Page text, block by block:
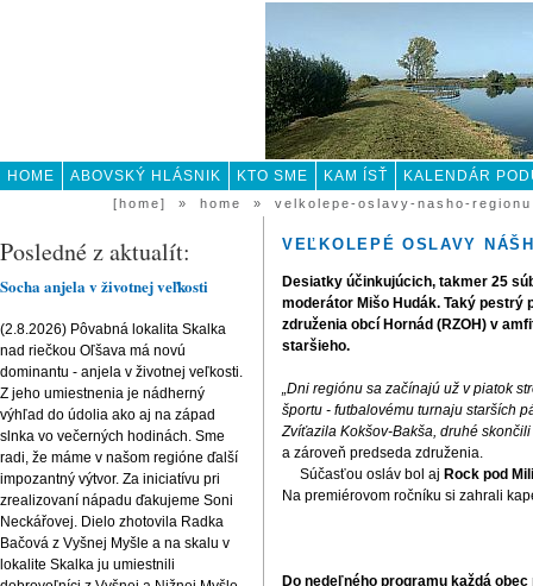
HOME ABOVSKÝ HLÁSNIK KTO SME KAM ÍSŤ
KALENDÁR
[home] » home » velkolepe-oslavy-nasho-regionu
Posledné z aktualít:
Socha anjela v životnej veľkosti
(2.8.2026) Pôvabná lokalita Skalka
nad riečkou Oľšava má novú
dominantu - anjela v životnej veľkosti.
Z jeho umiestnenia je nádherný
výhľad do údolia ako aj na západ
slnka vo večerných hodinách. Sme
radi, že máme v našom regióne ďalší
impozantný výtvor. Za iniciatívu pri
zrealizovaní nápadu ďakujeme Soni
Neckářovej. Dielo zhotovila Radka
Bačová z Vyšnej Myšle a na skalu v
lokalite Skalka ju umiestnili
VEĽKOLEPÉ OSLAVY
Desiatky účinkujúcich, takmer 25
moderátor Mišo Hudák. Taký pestrý
združenia obcí Hornád (RZOH) v
staršieho.
„Dni regiónu sa začínajú už v piatok
športu - futbalovému turnaju starších
Zvíťazila Kokšov-Bakša, druhé
a zároveň predseda združenia.
Súčasťou osláv bol aj Rock pod
Na premiérovom ročníku si zahrali
Do nedeľného programu každá